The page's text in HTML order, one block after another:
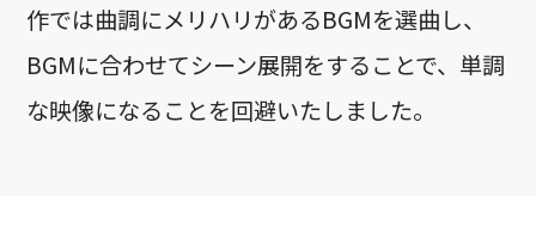
作では曲調にメリハリがあるBGMを選曲し、
BGMに合わせてシーン展開をすることで、単調
な映像になることを回避いたしました。